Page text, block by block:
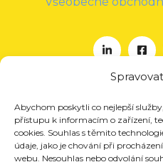
Abychom poskytli co nejlepší
přístupu k informacím o zařízení,
cookies. Souhlas s těmito
údaje, jako je chování při
webu. Nesouhlas nebo odvolání
O